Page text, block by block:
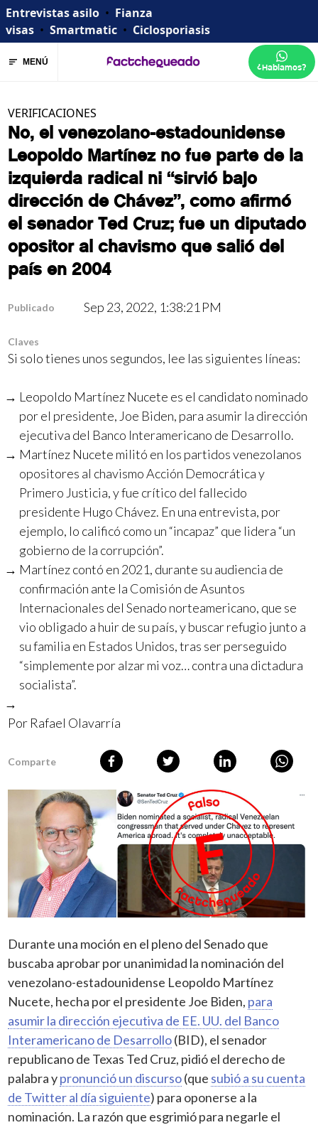
Entrevistas asilo • Fianza
visas • Smartmatic • Ciclosporiasis
MENÚ ¿Hablamos?
VERIFICACIONES
No, el venezolano-estadounidense
Leopoldo Martínez no fue parte de la
izquierda radical ni “sirvió bajo
dirección de Chávez”, como afirmó
el senador Ted Cruz; fue un diputado
opositor al chavismo que salió del
país en 2004
Publicado Sep 23, 2022, 1:38:21 PM
Claves
Si solo tienes unos segundos, lee las siguientes líneas:
Leopoldo Martínez Nucete es el candidato nominado
por el presidente, Joe Biden, para asumir la dirección
ejecutiva del Banco Interamericano de Desarrollo.
Martínez Nucete militó en los partidos venezolanos
opositores al chavismo Acción Democrática y
Primero Justicia, y fue crítico del fallecido
presidente Hugo Chávez. En una entrevista, por
ejemplo, lo calificó como un “incapaz” que lidera “un
gobierno de la corrupción”.
Martínez contó en 2021, durante su audiencia de
confirmación ante la Comisión de Asuntos
Internacionales del Senado norteamericano, que se
vio obligado a huir de su país, y buscar refugio junto a
su familia en Estados Unidos, tras ser perseguido
“simplemente por alzar mi voz… contra una dictadura
socialista”.
Por Rafael Olavarría
Comparte
Durante una moción en el pleno del Senado que
buscaba aprobar por unanimidad la nominación del
venezolano-estadounidense Leopoldo Martínez
Nucete, hecha por el presidente Joe Biden, para
asumir la dirección ejecutiva de EE. UU. del Banco
Interamericano de Desarrollo(BID), el senador
republicano de Texas Ted Cruz, pidió el derecho de
palabra ypronunció un discurso(que subió a su cuenta
de Twitter al día siguiente) para oponerse a la
nominación. La razón que esgrimió para negarle el